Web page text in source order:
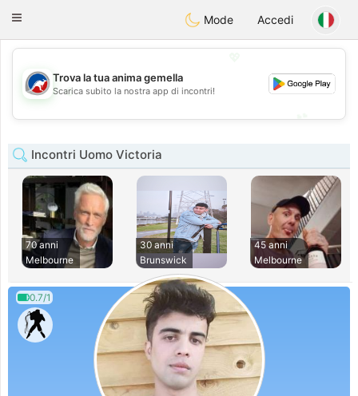
AustraliaChat
Toggle
Mode Accedi
💖
💕
Trova la tua anima gemella
Scarica subito la nostra app di incontri!
Incontri Uomo Victoria
70 anni
Melbourne
30 anni
Brunswick
45 anni
Melbourne
0.7/1